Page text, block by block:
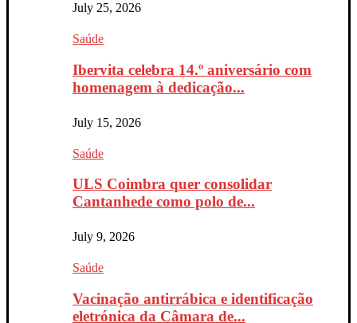
July 25, 2026
Saúde
Ibervita celebra 14.º aniversário com
homenagem à dedicação...
July 15, 2026
Saúde
ULS Coimbra quer consolidar
Cantanhede como polo de...
July 9, 2026
Saúde
Vacinação antirrábica e identificação
eletrónica da Câmara de...